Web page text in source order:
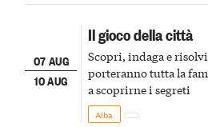
07 AUG
10 AUG
Il gioco della città
Scopri, indaga e
porteranno tutta la
a scoprirne i segreti
Alba